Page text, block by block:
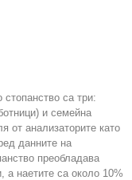
са три:
и семейна
от анализаторите като
данните на
преобладава
а наетите са около 10%